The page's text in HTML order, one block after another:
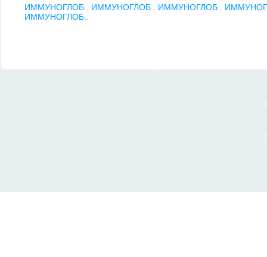
ИММУНОГЛОБ.. ИММУНОГЛОБ.. ИММУНОГЛОБ..
ИММУНОГЛОБ..